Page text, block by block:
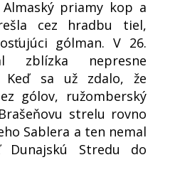
priamy kop a
cez hradbu tiel,
gólman. V 26.
zblízka nepresne
Keď sa už zdalo, že
gólov, ružomberský
strelu rovno
Sablera a ten nemal
Dunajskú Stredu do